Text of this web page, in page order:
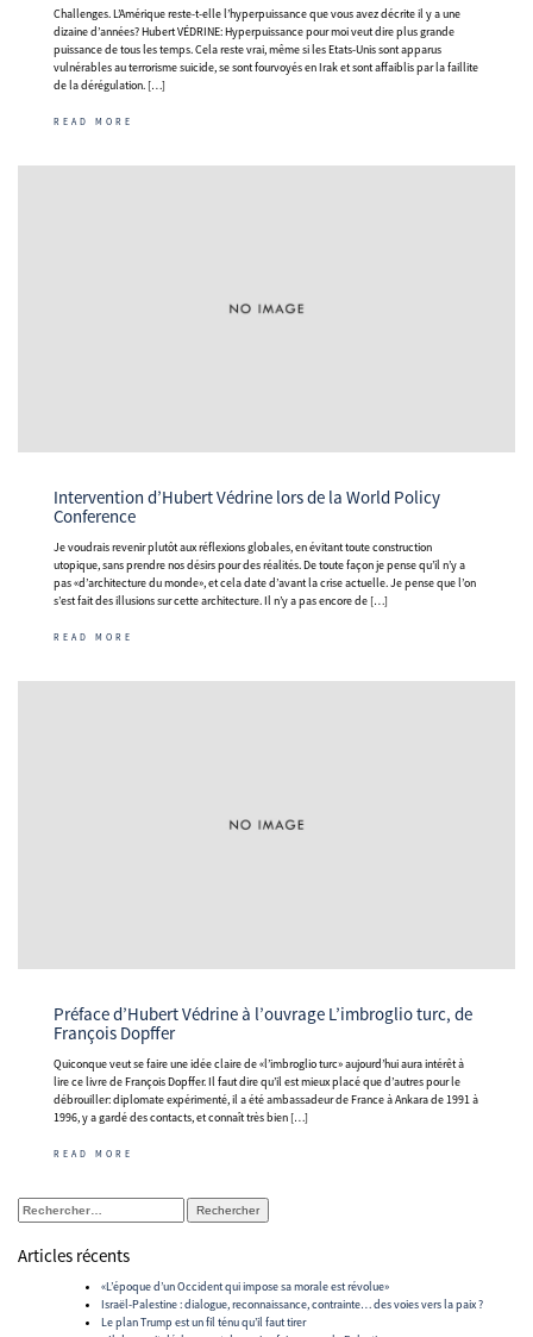
Challenges. L’Amérique reste-t-elle l’hyperpuissance que vous avez décrite il y a une
dizaine d’années? Hubert VÉDRINE: Hyperpuissance pour moi veut dire plus grande
puissance de tous les temps. Cela reste vrai, même si les Etats-Unis sont apparus
vulnérables au terrorisme suicide, se sont fourvoyés en Irak et sont affaiblis par la faillite
de la dérégulation. […]
READ MORE
Intervention d’Hubert Védrine lors de la World Policy
Conference
Je voudrais revenir plutôt aux réflexions globales, en évitant toute construction
utopique, sans prendre nos désirs pour des réalités. De toute façon je pense qu’il n’y a
pas «d’architecture du monde», et cela date d’avant la crise actuelle. Je pense que l’on
s’est fait des illusions sur cette architecture. Il n’y a pas encore de […]
READ MORE
Préface d’Hubert Védrine à l’ouvrage L’imbroglio turc, de
François Dopffer
Quiconque veut se faire une idée claire de «l’imbroglio turc» aujourd’hui aura intérêt à
lire ce livre de François Dopffer. Il faut dire qu’il est mieux placé que d’autres pour le
débrouiller: diplomate expérimenté, il a été ambassadeur de France à Ankara de 1991 à
1996, y a gardé des contacts, et connaît très bien […]
READ MORE
Rechercher :
Articles récents
«L’époque d’un Occident qui impose sa morale est révolue»
Israël-Palestine : dialogue, reconnaissance, contrainte… des voies vers la paix ?
Le plan Trump est un fil ténu qu’il faut tirer